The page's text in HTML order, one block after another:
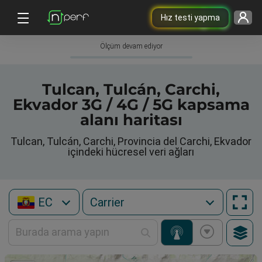
Hız testi yapma
Ölçüm devam ediyor
Tulcan, Tulcán, Carchi,
Ekvador 3G / 4G / 5G kapsama
alanı haritası
Tulcan, Tulcán, Carchi, Provincia del Carchi, Ekvador
içindeki hücresel veri ağları
EC